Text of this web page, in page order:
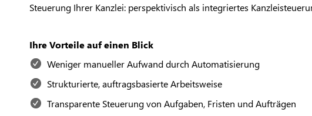
Steuerung Ihrer Kanzlei: perspektivisch als integriertes
Ihre Vorteile auf einen Blick
Weniger manueller Aufwand durch Automatisierung
Strukturierte, auftragsbasierte Arbeitsweise
Transparente Steuerung von Aufgaben, Fristen und Aufträgen